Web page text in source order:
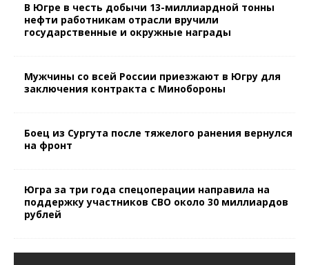
В Югре в честь добычи 13-миллиардной тонны
нефти работникам отрасли вручили
государственные и окружные награды
Мужчины со всей России приезжают в Югру для
заключения контракта с Минобороны
Боец из Сургута после тяжелого ранения вернулся
на фронт
Югра за три года спецоперации направила на
поддержку участников СВО около 30 миллиардов
рублей